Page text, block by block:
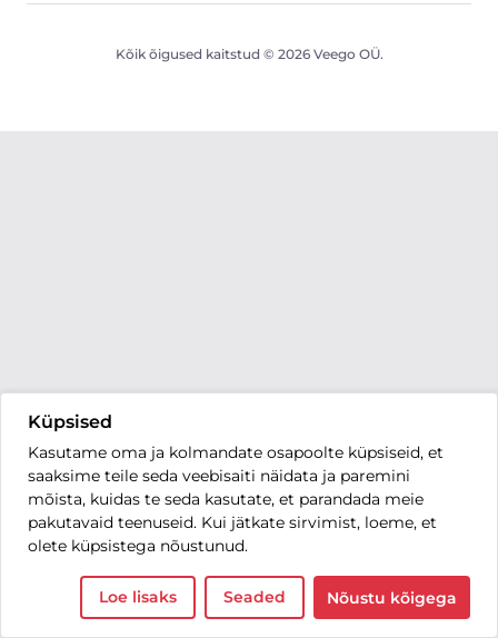
Küpsised
Kasutame oma ja kolmandate osapoolte küpsiseid, et
saaksime teile seda veebisaiti näidata ja paremini
mõista, kuidas te seda kasutate, et parandada meie
pakutavaid teenuseid. Kui jätkate sirvimist, loeme, et
olete küpsistega nõustunud.
Loe lisaks Seaded Nõustu kõigega
Kõik õigused kaitstud © 2026 Veego OÜ.